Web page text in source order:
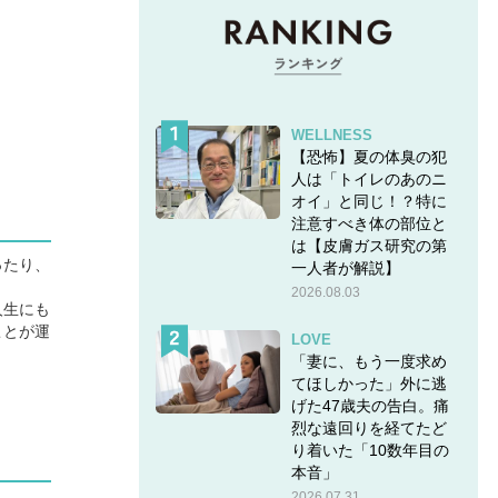
り、
にも
が運
WELLNESS
【恐怖】夏の体臭の犯
人は「トイレのあのニ
オイ」と同じ！？特に
注意すべき体の部位と
は【皮膚ガス研究の第
一人者が解説】
2026.08.03
LOVE
「妻に、もう一度求め
てほしかった」外に逃
げた47歳夫の告白。痛
烈な遠回りを経てたど
り着いた「10数年目の
本音」